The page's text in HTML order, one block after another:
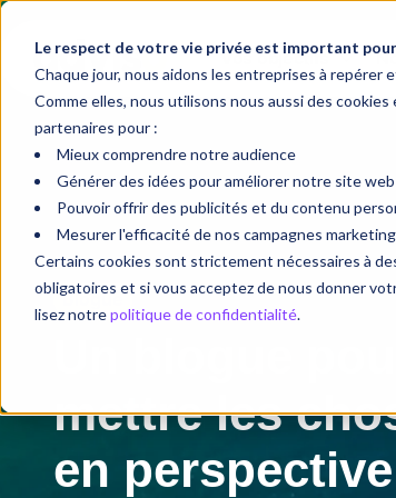
Le respect de votre vie privée est important
Chaque jour, nous aidons les entreprises à repérer
Comme elles, nous utilisons nous aussi des
partenaires pour :
Mieux comprendre notre audience
Générer des idées pour améliorer notre site
Pouvoir offrir des publicités et du contenu
Mesurer l'efficacité de nos campagnes marketing
Certains cookies sont strictement nécessaires à
obligatoires et si vous acceptez de nous donner
lisez notrepolitique de confidentialité.
Vos objectifs
Blogue
mettre les
en perspective